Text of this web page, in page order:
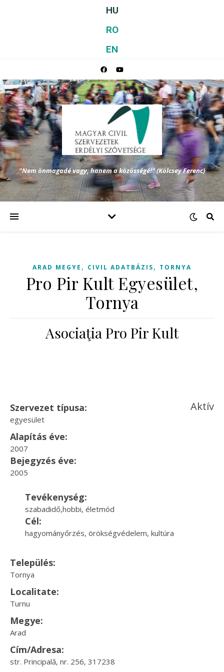
HU
RO
EN
"Nem önmagadé vagy, hanem a közösségé!" (Kölcsey Ferenc)
ARAD MEGYE , CIVIL ADATBÁZIS, TORNYA
Pro Pir Kult Egyesület,
Tornya
Asociaţia Pro Pir Kult
Szervezet típusa:
egyesület
Aktív
Alapítás éve:
2007
Bejegyzés éve:
2005
Tevékenység:
szabadidő,hobbi, életmód
Cél:
hagyományőrzés, örökségvédelem, kultúra
Település:
Tornya
Localitate:
Turnu
Megye:
Arad
Cím/Adresa:
str. Principală, nr. 256, 317238